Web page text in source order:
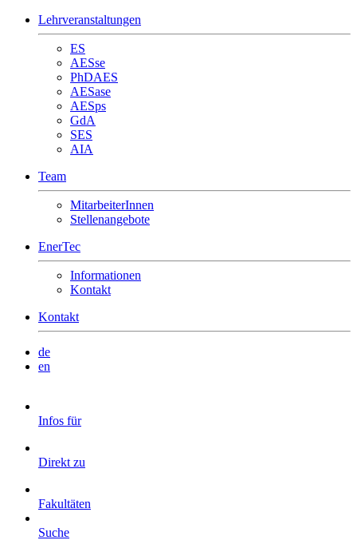
Lehrveranstaltungen
ES
AESse
PhDAES
AESase
AESps
GdA
SES
AIA
Team
MitarbeiterInnen
Stellenangebote
EnerTec
Informationen
Kontakt
Kontakt
de
en
Infos für
Direkt zu
Fakultäten
Suche